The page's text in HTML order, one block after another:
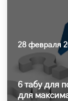
28 февраля
6 табу для
для